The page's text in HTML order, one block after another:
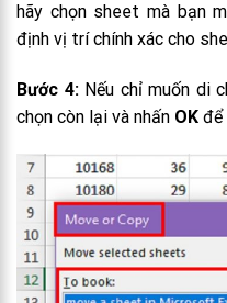
hãy chọn sheet mà bạn
định vị trí chính xác cho
Bước 4:Nếu chỉ muốn di
chọn còn lại và nhấn OK để